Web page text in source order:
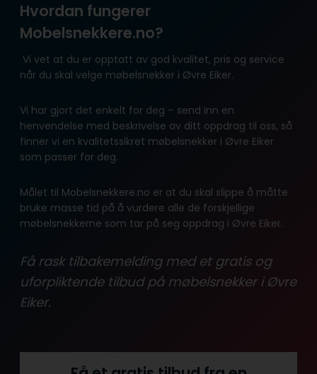
Hvordan fungerer
Mobelsnekkere.no?
Vi vet at du er opptatt av god kvalitet, pris og service
når du skal velge møbelsnekker i Øvre Eiker.
Vi har gjort det enkelt for deg – send inn en
henvendelse med beskrivelse av ditt oppdrag til oss, så
finner vi en kvalitetssikret møbelsnekker i Øvre Eiker
som passer for deg.
Målet til Mobelsnekkere.no er at du skal slippe å måtte
bruke masse tid på å vurdere alle de forskjellige
møbelsnekkerne som tar på seg oppdrag i Øvre Eiker.
Få rask tilbakemelding med et gratis og
uforpliktende tilbud på møbelsnekker i Øvre
Eiker.